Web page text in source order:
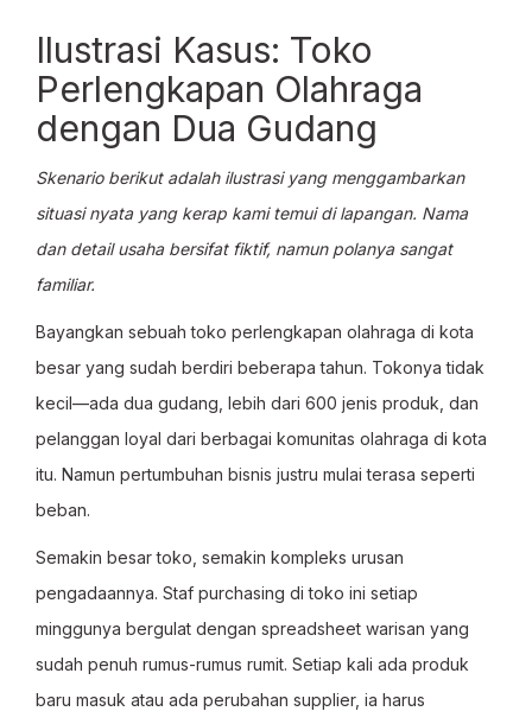
Ilustrasi Kasus: Toko
Perlengkapan Olahraga
dengan Dua Gudang
Skenario berikut adalah ilustrasi yang menggambarkan
situasi nyata yang kerap kami temui di lapangan. Nama
dan detail usaha bersifat fiktif, namun polanya sangat
familiar.
Bayangkan sebuah toko perlengkapan olahraga di kota
besar yang sudah berdiri beberapa tahun. Tokonya tidak
kecil—ada dua gudang, lebih dari 600 jenis produk, dan
pelanggan loyal dari berbagai komunitas olahraga di kota
itu. Namun pertumbuhan bisnis justru mulai terasa seperti
beban.
Semakin besar toko, semakin kompleks urusan
pengadaannya. Staf purchasing di toko ini setiap
minggunya bergulat dengan spreadsheet warisan yang
sudah penuh rumus-rumus rumit. Setiap kali ada produk
baru masuk atau ada perubahan supplier, ia harus